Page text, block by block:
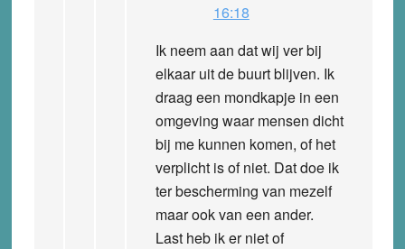
16:18
Ik neem aan dat wij ver bij
elkaar uit de buurt blijven. Ik
draag een mondkapje in een
omgeving waar mensen dicht
bij me kunnen komen, of het
verplicht is of niet. Dat doe ik
ter bescherming van mezelf
maar ook van een ander.
Last heb ik er niet of